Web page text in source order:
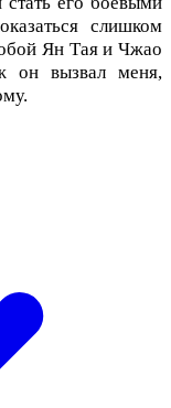
слишком
Ян Тая и Чжао
он вызвал меня,